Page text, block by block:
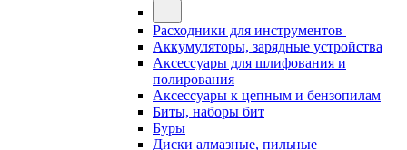
Расходники для инструментов
Аккумуляторы, зарядные устройства
Аксессуары для шлифования и
полирования
Аксессуары к цепным и бензопилам
Биты, наборы бит
Буры
Диски алмазные, пильные